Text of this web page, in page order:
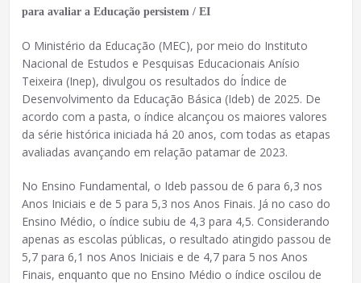
para avaliar a Educação persistem / EI
O Ministério da Educação (MEC), por meio do Instituto
Nacional de Estudos e Pesquisas Educacionais Anísio
Teixeira (Inep), divulgou os resultados do Índice de
Desenvolvimento da Educação Básica (Ideb) de 2025. De
acordo com a pasta, o índice alcançou os maiores valores
da série histórica iniciada há 20 anos, com todas as etapas
avaliadas avançando em relação patamar de 2023.
No Ensino Fundamental, o Ideb passou de 6 para 6,3 nos
Anos Iniciais e de 5 para 5,3 nos Anos Finais. Já no caso do
Ensino Médio, o índice subiu de 4,3 para 4,5. Considerando
apenas as escolas públicas, o resultado atingido passou de
5,7 para 6,1 nos Anos Iniciais e de 4,7 para 5 nos Anos
Finais, enquanto que no Ensino Médio o índice oscilou de